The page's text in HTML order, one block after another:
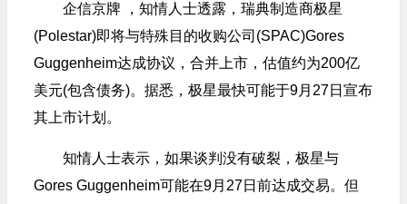
企信京牌 ，知情人士透露，瑞典制造商极星
(Polestar)即将与特殊目的收购公司(SPAC)Gores
Guggenheim达成协议，合并上市，估值约为200亿
美元(包含债务)。据悉，极星最快可能于9月27日宣布
其上市计划。
知情人士表示，如果谈判没有破裂，极星与
Gores Guggenheim可能在9月27日前达成交易。但